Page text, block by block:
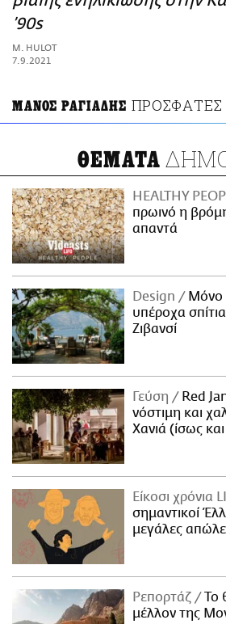
ΑΜΠΑ
PRINT
’90s
M. HULOT
7.9.2021
ΜΑΝΟΣ ΡΑΓΙΑΔΗΣ ΠΡΟΣΦΑΤΕΣ
ΘΕΜΑΤΑ
HEALTHY
πρωινό η
απαντά
Design
Μόνο
υπέροχα
Ζιβανσί
Γεύση
Red
νόστιμη και
Χανιά (ίσως
Είκοσι χρόνια
σημαντικοί
μεγάλες
Ρεπορτάζ
Το
μέλλον της